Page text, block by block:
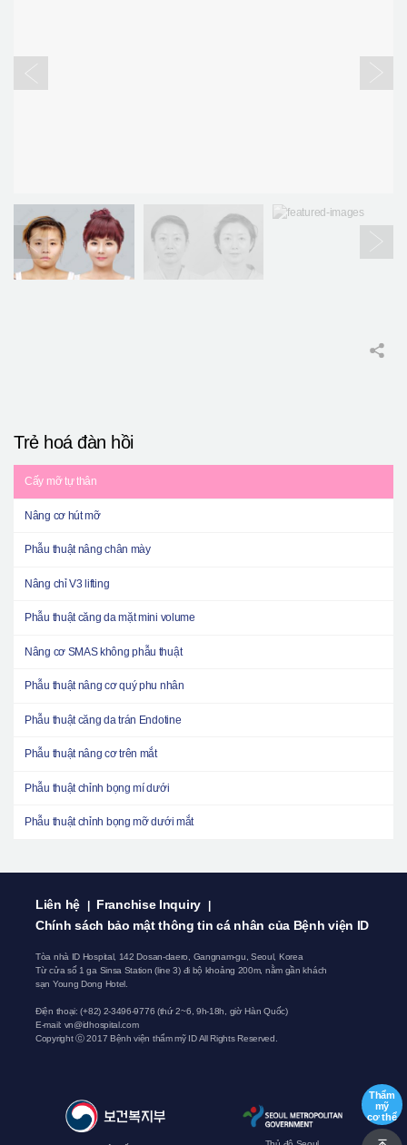
Trẻ hoá đàn hồi
Cấy mỡ tự thân
Nâng cơ hút mỡ
Phẫu thuật nâng chân mày
Nâng chỉ V3 lifting
Phẫu thuật căng da mặt mini volume
Nâng cơ SMAS không phẫu thuật
Phẫu thuật nâng cơ quý phu nhân
Phẫu thuật căng da trán Endotine
Phẫu thuật nâng cơ trên mắt
Phẫu thuật chỉnh bọng mí dưới
Phẫu thuật chỉnh bọng mỡ dưới mắt
Liên hệ | Franchise Inquiry |
Chính sách bảo mật thông tin cá nhân của Bệnh viện ID
Tòa nhà ID Hospital, 142 Dosan-daero, Gangnam-gu, Seoul, Korea
Từ cửa số 1 ga Sinsa Station (line 3) đi bộ khoảng 200m, nằm gần khách
sạn Young Dong Hotel.
Điện thoại: (+82) 2-3496-9776 (thứ 2~6, 9h-18h, giờ Hàn Quốc)
E-mail: vn@idhospital.com
Copyright ⓒ 2017 Bệnh viện thẩm mỹ ID All Rights Reserved.
Thẩm
mỹ
cơ thể